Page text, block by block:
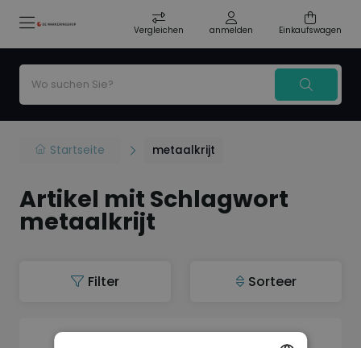
Vergleichen anmelden Einkaufswagen
Startseite metaalkrijt
Artikel mit Schlagwort
metaalkrijt
Filter Sorteer